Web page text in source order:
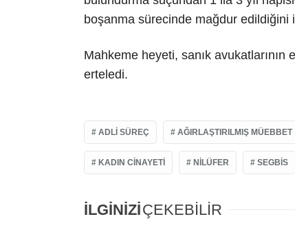
boşanma sürecinde mağdur edildiğini
Mahkeme heyeti, sanık
erteledi.
ADLI SÜREÇ AĞIRLAŞTIRILMIŞ MÜEBBET
KADIN CINAYETI NILÜFER SEGBİS
İLGİNİZİÇEKEBİLİR